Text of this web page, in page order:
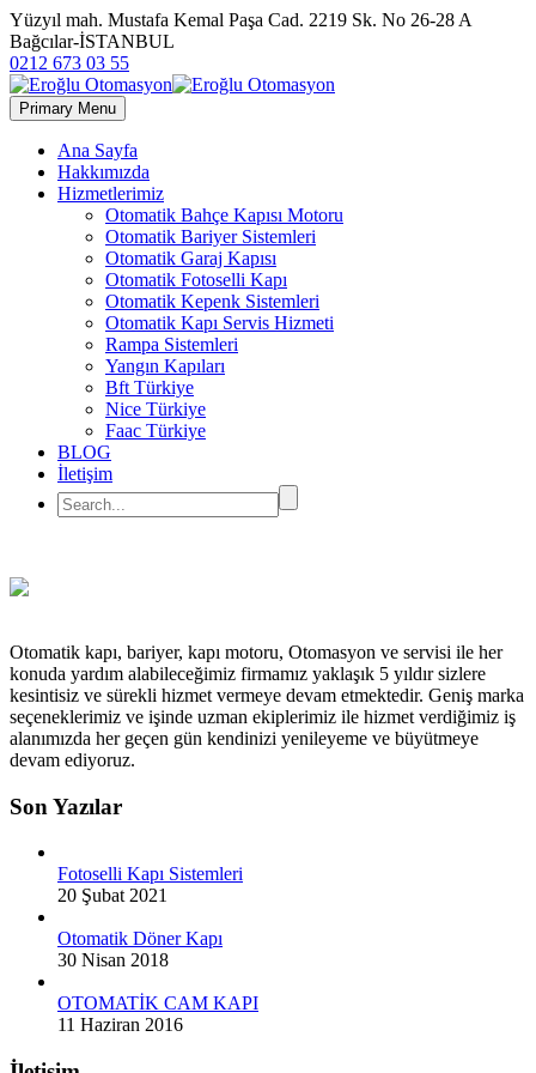
Yüzyıl mah. Mustafa Kemal Paşa Cad. 2219 Sk. No 26-28 A
Bağcılar-İSTANBUL
0212 673 03 55
Primary Menu
Ana Sayfa
Hakkımızda
Hizmetlerimiz
Otomatik Bahçe Kapısı Motoru
Otomatik Bariyer Sistemleri
Otomatik Garaj Kapısı
Otomatik Fotoselli Kapı
Otomatik Kepenk Sistemleri
Otomatik Kapı Servis Hizmeti
Rampa Sistemleri
Yangın Kapıları
Bft Türkiye
Nice Türkiye
Faac Türkiye
BLOG
İletişim
Otomatik kapı, bariyer, kapı motoru, Otomasyon ve servisi ile her
konuda yardım alabileceğimiz firmamız yaklaşık 5 yıldır sizlere
kesintisiz ve sürekli hizmet vermeye devam etmektedir. Geniş marka
seçeneklerimiz ve işinde uzman ekiplerimiz ile hizmet verdiğimiz iş
alanımızda her geçen gün kendinizi yenileyeme ve büyütmeye
devam ediyoruz.
Son Yazılar
Fotoselli Kapı Sistemleri
20 Şubat 2021
Otomatik Döner Kapı
30 Nisan 2018
OTOMATİK CAM KAPI
11 Haziran 2016